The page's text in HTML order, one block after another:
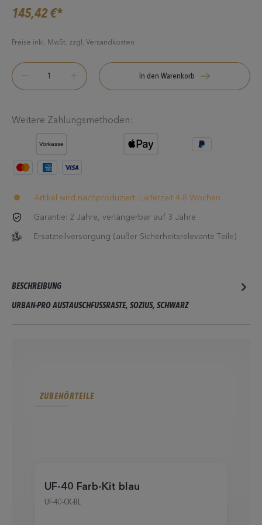
145,42 €*
Preise inkl. MwSt. zzgl. Versandkosten
In den Warenkorb
Weitere Zahlungsmethoden:
Artikel wird nachproduziert. Lieferzeit 4-8 Wochen
Garantie: 2 Jahre, verlängerbar auf 3 Jahre
Ersatzteilversorgung (außer Sicherheitsrelevante Teile)
BESCHREIBUNG
URBAN-PRO AUSTAUSCHFUSSRASTE, SOZIUS, SCHWARZ
ZUBEHÖRTEILE
UF-40 Farb-Kit blau
UF-40-CK-BL